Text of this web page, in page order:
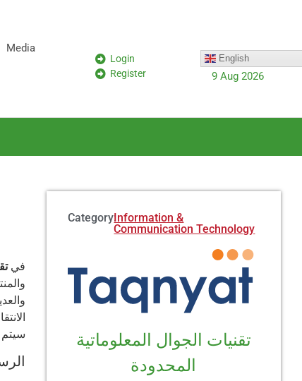
Media
Login
Register
English
9 Aug 2026
في
Category:Information &
Communication Technology
تقنيات الجوال المعلوماتية
المحدودة